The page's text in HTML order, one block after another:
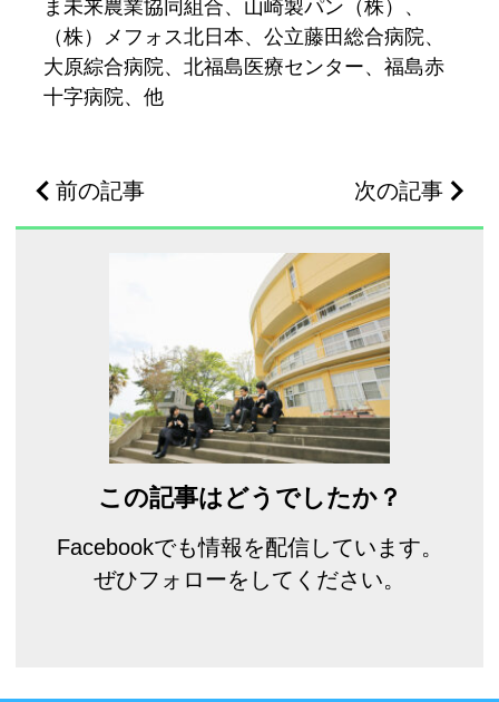
ま未来農業協同組合、山崎製パン（株）、
（株）メフォス北日本、公立藤田総合病院、
大原綜合病院、北福島医療センター、福島赤
十字病院、他
前の記事 次の記事
この記事はどうでしたか？
Facebookでも情報を配信しています。
ぜひフォローをしてください。